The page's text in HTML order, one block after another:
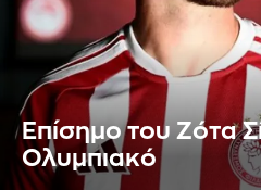
Επίσημο του Ζότα
Ολυμπιακό